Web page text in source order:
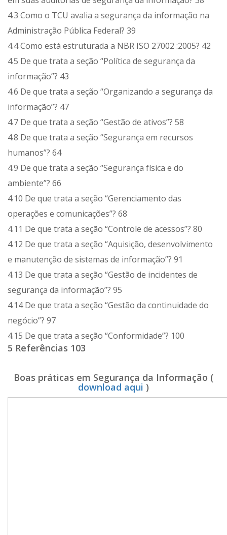
4.3 Como o TCU avalia a segurança da informação na
Administração Pública Federal? 39
4.4 Como está estruturada a NBR ISO 27002 :2005? 42
4.5 De que trata a seção “Política de segurança da
informação”? 43
4.6 De que trata a seção “Organizando a segurança da
informação”? 47
4.7 De que trata a seção “Gestão de ativos”? 58
4.8 De que trata a seção “Segurança em recursos
humanos”? 64
4.9 De que trata a seção “Segurança física e do
ambiente”? 66
4.10 De que trata a seção “Gerenciamento das
operações e comunicações”? 68
4.11 De que trata a seção “Controle de acessos”? 80
4.12 De que trata a seção “Aquisição, desenvolvimento
e manutenção de sistemas de informação”? 91
4.13 De que trata a seção “Gestão de incidentes de
segurança da informação”? 95
4.14 De que trata a seção “Gestão da continuidade do
negócio”? 97
4.15 De que trata a seção “Conformidade”? 100
5 Referências 103
Boas práticas em Segurança da Informação (
download aqui )